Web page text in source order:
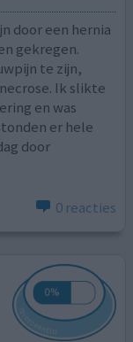
door een hernia
gekregen.
te zijn,
Ik slikte
en was
er hele
door
0 reacties